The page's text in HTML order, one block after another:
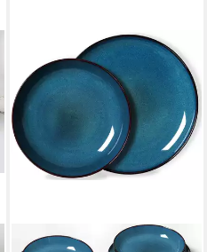
RITZENHOFF & BREKER